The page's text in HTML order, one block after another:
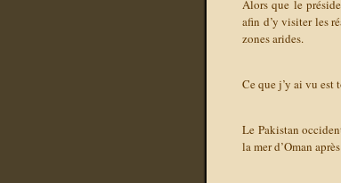
Alors que le
afin d’y visiter les
zones arides.
Ce que j’y ai vu
Le Pakistan
la mer d’Oman